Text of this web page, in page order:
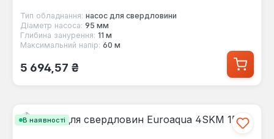
Тип обладнання: насос для свердловини
Діаметр насоса: 95 мм
Глибина занурення: 11 м
Максимальний напір: 60 м
Звичайна ціна:
5 694,57 ₴
В наявності